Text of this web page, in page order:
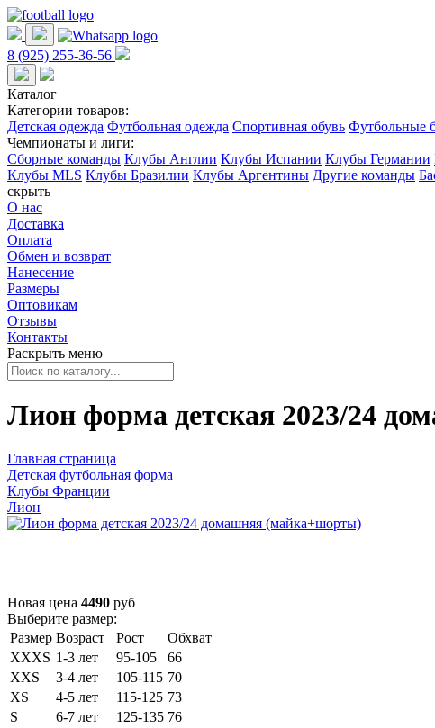
8 (925) 255-36-56
Каталог
Категории товаров:
Детская одежда Футбольная одежда Спортивная обувь Футбольные
Чемпионаты и лиги:
Сборные команды Клубы Англии Клубы Испании Клубы Германии
Клубы MLS Клубы Бразилии Клубы Аргентины Другие команды
скрыть
О нас
Доставка
Оплата
Обмен и возврат
Нанесение
Размеры
Оптовикам
Отзывы
Контакты
Раскрыть меню
Лион форма детская 2023/24
Главная страница
Детская футбольная форма
Клубы Франции
Лион
Новая цена 4490 руб
Выберите размер:
Размер Возраст Рост
Обхват
XXXS 1-3 лет 95-105
66
XXS
3-4 лет 105-115 70
XS
4-5 лет 115-125 73
S
6-7 лет 125-135 76